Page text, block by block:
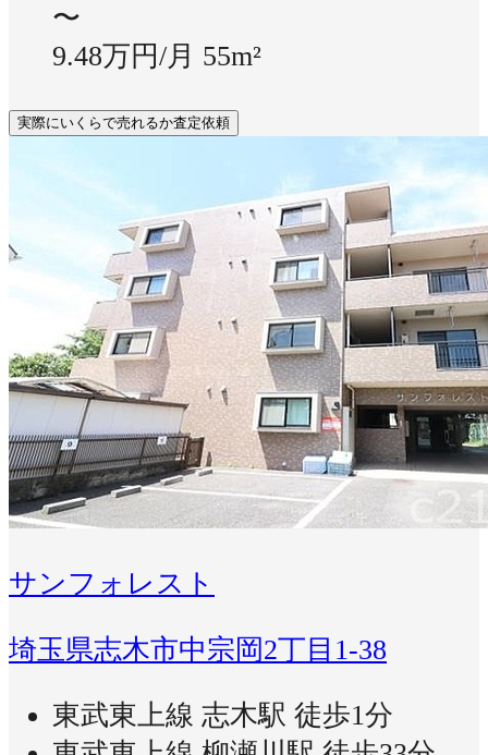
〜
9.48万円/月 55m²
実際にいくらで売れるか査定依頼
サンフォレスト
埼玉県志木市中宗岡2丁目1-38
東武東上線 志木駅 徒歩1分